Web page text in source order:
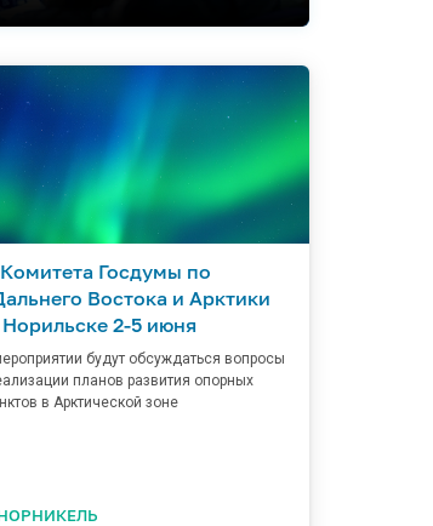
Госдумы по
Востока и Арктики
Норильске 2-5 июня
будут обсуждаться вопросы
планов развития опорных
в Арктической зоне